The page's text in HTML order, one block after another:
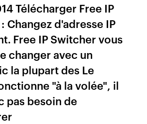
Télécharger Free IP
Changez d'adresse IP
Free IP Switcher vous
changer avec un
la plupart des Le
"à la volée", il
pas besoin de